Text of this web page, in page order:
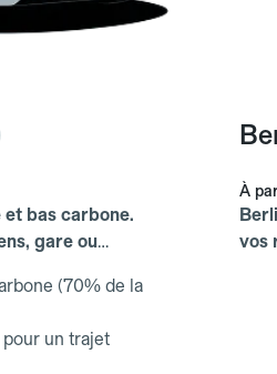
bas carbone.
gare ou
(70% de la
un trajet
À
vos